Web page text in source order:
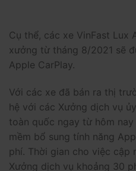
Cụ thể, các xe VinFast Lux
xưởng từ tháng 8/2021 sẽ
Apple CarPlay.
Với các xe đã bán ra thị
hệ với các Xưởng dịch vụ
toàn quốc ngay từ hôm
mềm bổ sung tính năng
phí. Thời gian cho việc cập
Xưởng dịch vụ khoảng 30